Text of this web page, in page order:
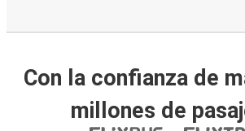
Con la confianza de
millones de